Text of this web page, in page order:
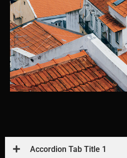
Accordion Tab Title 1